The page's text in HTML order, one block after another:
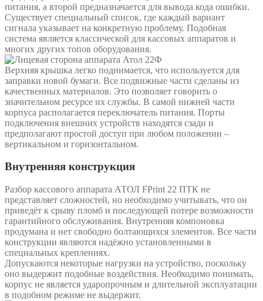
питания, а второй предназначается для вывода кода ошибки.
Существует специальный список, где каждый вариант
сигнала указывает на конкретную проблему. Подобная
система является классической для кассовых аппаратов и
многих других топов оборудования.
Верхняя крышка легко поднимается, что используется для
заправки новой бумаги. Все подвижные части сделаны из
качественных материалов. Это позволяет говорить о
значительном ресурсе их службы. В самой нижней части
корпуса располагается переключатель питания. Порты
подключения внешних устройств находятся сзади и
предполагают простой доступ при любом положении –
вертикальном и горизонтальном.
Внутренняя конструкция
Разбор кассового аппарата АТОЛ FPrint 22 ПТК не
представляет сложностей, но необходимо учитывать, что он
приведёт к срыву пломб и последующей потере возможности
гарантийного обслуживания. Внутренняя компоновка
продумана и нет свободно болтающихся элементов. Все части
конструкции являются надёжно установленными в
специальных креплениях.
Допускаются некоторые нагрузки на устройство, поскольку
оно выдержит подобные воздействия. Необходимо понимать,
корпус не является ударопрочным и длительной эксплуатации
в подобном режиме не выдержит.